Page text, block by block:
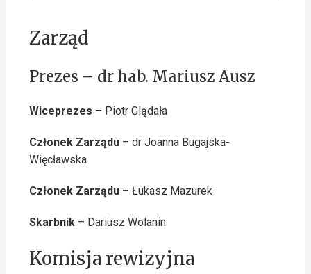
Zarząd
Prezes – dr hab. Mariusz Ausz
Wiceprezes – Piotr Glądała
Członek Zarządu – dr Joanna Bugajska-
Więcławska
Członek Zarządu – Łukasz Mazurek
Skarbnik – Dariusz Wolanin
Komisja rewizyjna